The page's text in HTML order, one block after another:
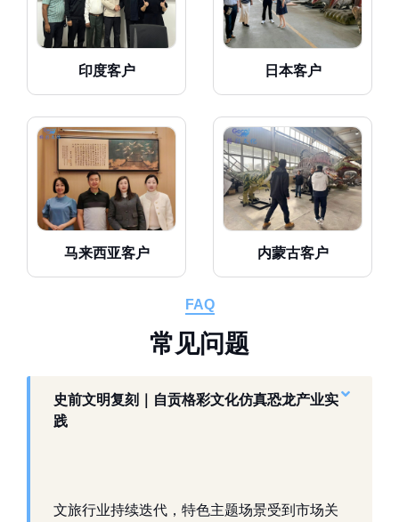
印度客户 日本客户
马来西亚客户 内蒙古客户
FAQ
常 见问题
史前文明复刻｜自贡格彩文化仿真恐龙产业实
践
文旅行业持续迭代，特色主题场景受到市场关